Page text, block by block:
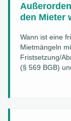
den Mieter
Wann ist eine
Mietmängeln
Fristsetzung/
(§ 569 BGB)